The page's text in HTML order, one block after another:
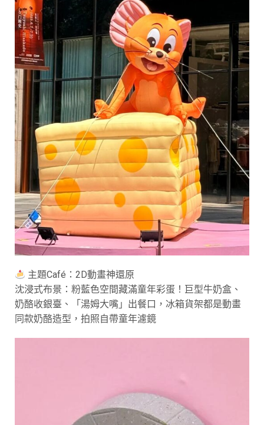
主題Café：2D動畫神還原
沈浸式布景：粉藍色空間藏滿童年彩蛋！巨型牛奶盒、
奶酪收銀臺、「湯姆大嘴」出餐口，冰箱貨架都是動畫
同款奶酪造型，拍照自帶童年濾鏡